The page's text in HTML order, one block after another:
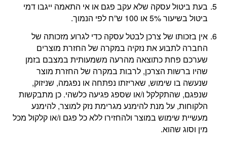
בעת ביטול עסקה שלא עקב פגם או אי התאמה ייגבו דמי
ביטול בשיעור 5% או 100 ש”ח לפי הנמוך.
אין בזכותו של צרכן לבטל עסקה כדי לגרוע מזכותה של
החברה לתבוע את נזקיה במקרה של החזרת מוצרים
שערכם פחת כתוצאה מהרעה משמעותית במצבם בזמן
שהיו ברשות הצרכן, לרבות במקרה של החזרת מוצר
שנעשה בו שימוש, שאריזתו נפתחה או נפגמה, שניזוק,
שנפגם, שהתקלקל ו/או שספג פגיעה כלשהי. כן מתבקשות
הלקוחות, על מנת להימנע מגרימת נזק למוצר, להימנע
מעשיית שימוש במוצר ולהחזירו ללא כל פגם ו/או קלקול מכל
מין וסוג שהוא.